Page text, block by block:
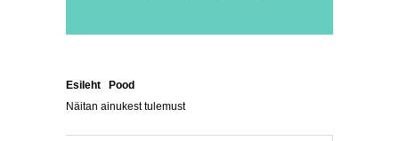
Esileht Pood
Näitan ainukest tulemust